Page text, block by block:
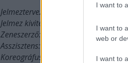
I want to
I want to
web or
I want to
Jelmeztervező: Bognár Hajnalka
Jelmez kivitelező: Szivek Tímea
Zeneszerző: Kovács Jeromos
Asszisztens: Gera Anita
Koreográfus, látványtervező: Kovács